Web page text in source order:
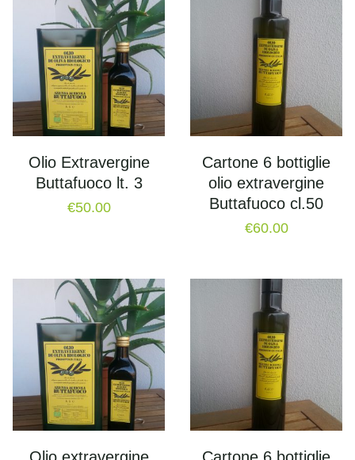
Olio Extravergine
Buttafuoco lt. 3
€50.00
Cartone 6 bottiglie
olio extravergine
Buttafuoco cl.50
€60.00